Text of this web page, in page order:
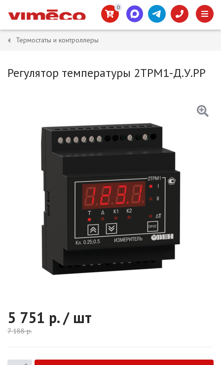
0
Термостаты и контроллеры
Регулятор температуры 2ТРМ1-Д.У.РР
5 751 р. / шт
7 188р.